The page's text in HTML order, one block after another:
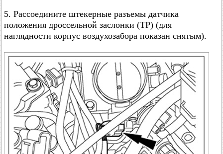
5. Рассоедините штекерные разъемы датчика
положения дроссельной заслонки (TP) (для
наглядности корпус воздухозабора показан снятым).